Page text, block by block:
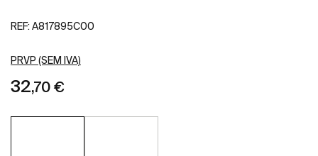
REF: A817895C00
PRVP (SEM IVA)
32,70 €